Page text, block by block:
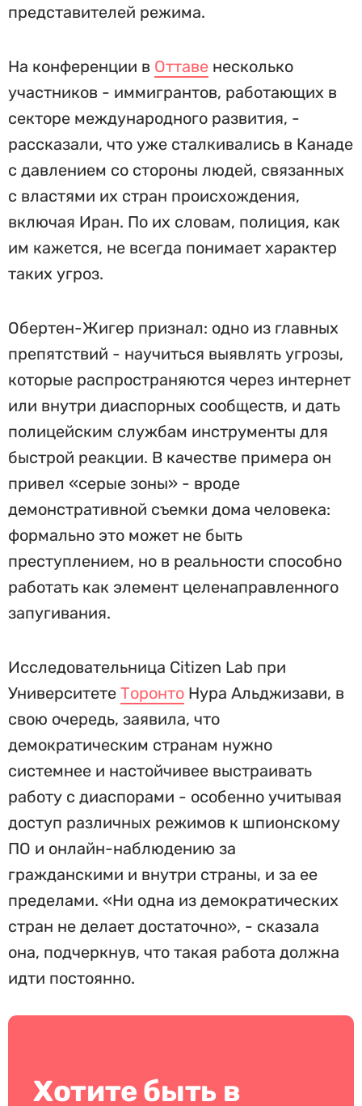
представителей режима.
На конференции в Оттаве несколько
участников - иммигрантов, работающих в
секторе международного развития, -
рассказали, что уже сталкивались в Канаде
с давлением со стороны людей, связанных
с властями их стран происхождения,
включая Иран. По их словам, полиция, как
им кажется, не всегда понимает характер
таких угроз.
Обертен-Жигер признал: одно из главных
препятствий - научиться выявлять угрозы,
которые распространяются через интернет
или внутри диаспорных сообществ, и дать
полицейским службам инструменты для
быстрой реакции. В качестве примера он
привел «серые зоны» - вроде
демонстративной съемки дома человека:
формально это может не быть
преступлением, но в реальности способно
работать как элемент целенаправленного
запугивания.
Исследовательница Citizen Lab при
Университете Торонто Нура Альджизави, в
свою очередь, заявила, что
демократическим странам нужно
системнее и настойчивее выстраивать
работу с диаспорами - особенно учитывая
доступ различных режимов к шпионскому
ПО и онлайн-наблюдению за
гражданскими и внутри страны, и за ее
пределами. «Ни одна из демократических
стран не делает достаточно», - сказала
она, подчеркнув, что такая работа должна
идти постоянно.
Хотите быть в